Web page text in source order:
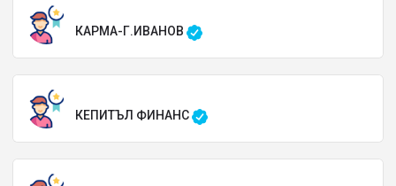
КАРМА-Г.ИВАНОВ
КЕПИТЪЛ ФИНАНС